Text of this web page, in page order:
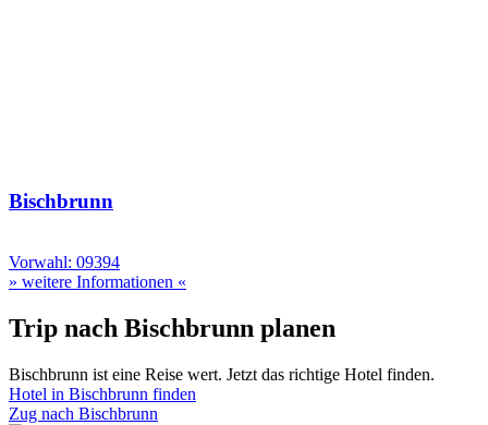
Bischbrunn
Vorwahl: 09394
» weitere Informationen «
Trip nach Bischbrunn planen
Bischbrunn ist eine Reise wert. Jetzt das richtige Hotel finden.
Hotel in Bischbrunn finden
Zug nach Bischbrunn